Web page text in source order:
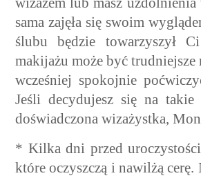
sama zajęła się swoim
ślubu będzie towarzyszył
makijażu może być trudniejsze
wcześniej spokojnie
Jeśli decydujesz się na
doświadczona wizażystka,
* Kilka dni przed
które oczyszczą i nawilżą